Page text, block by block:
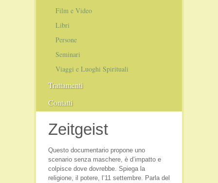
Film e Video
Libri
Persone
Seminari
Viaggi e Luoghi Spirituali
Trattamenti
Pranoterapia
Contatti
Zeitgeist
Questo documentario propone uno
scenario senza maschere, è d’impatto e
colpisce dove dovrebbe. Spiega la
religione, il potere, l’11 settembre. Parla del